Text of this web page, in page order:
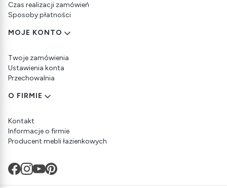
Czas realizacji zamówień
Sposoby płatności
MOJE KONTO
Twoje zamówienia
Ustawienia konta
Przechowalnia
O FIRMIE
Kontakt
Informacje o firmie
Producent mebli łazienkowych